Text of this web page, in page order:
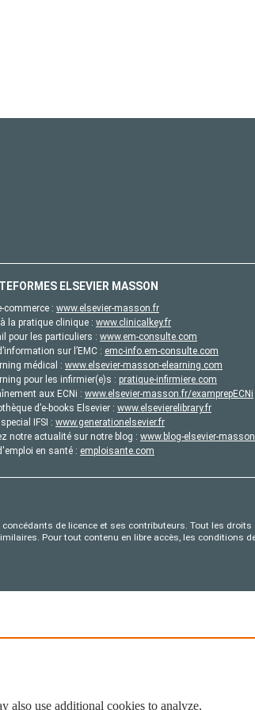
ELSEVIER MASSON
commerce : www.elsevier-masson.fr
la pratique clinique : www.clinicalkey.fr
pour les particuliers : www.em-consulte.com
sur l’EMC : emc-info.em-consulte.com
médical : www.elsevier-masson-elearning.com
pour les infirmier(e)s : pratique-infirmiere.com
aux ECNi : www.elsevier-masson.fr/examprepECNi
d’e-books Elsevier : www.elsevierelibrary.fr
IFSI : www.generationelsevier.fr
notre actualité sur notre blog : www.blog-elsevier-
en santé : emploisante.com
de licence et ses contributeurs. Tout les
Pour tout contenu en libre accès, les conditions
also use additional cookies to analyze,